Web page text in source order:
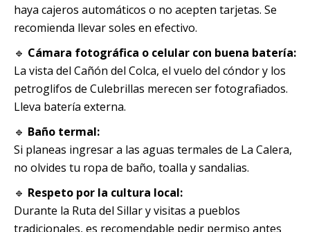
haya cajeros automáticos o no acepten tarjetas. Se
recomienda llevar soles en efectivo.
🔹 Cámara fotográfica o celular con buena batería:
La vista del Cañón del Colca, el vuelo del cóndor y los
petroglifos de Culebrillas merecen ser fotografiados.
Lleva batería externa.
🔹 Baño termal:
Si planeas ingresar a las aguas termales de La Calera,
no olvides tu ropa de baño, toalla y sandalias.
🔹 Respeto por la cultura local:
Durante la Ruta del Sillar y visitas a pueblos
tradicionales, es recomendable pedir permiso antes